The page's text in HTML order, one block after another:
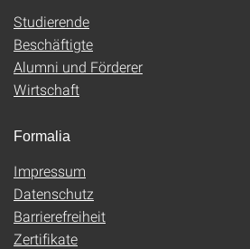
Studierende
Beschäftigte
Alumni und Förderer
Wirtschaft
Formalia
Impressum
Datenschutz
Barrierefreiheit
Zertifikate